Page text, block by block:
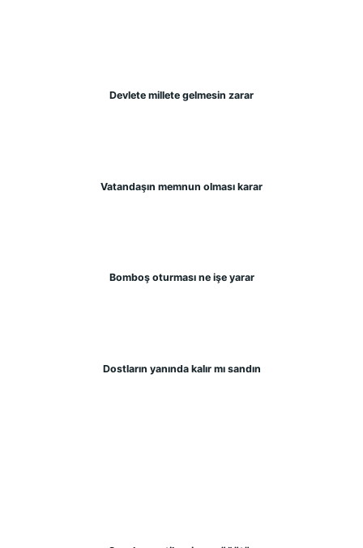
Devlete millete gelmesin zarar
Vatandaşın memnun olması karar
Bomboş oturması ne işe yarar
Dostların yanında kalır mı sandın